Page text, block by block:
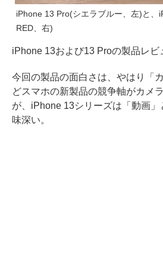
iPhone 13 Pro(シエラブルー、左)と、
RED、右)
iPhone 13および13 Proの製品レビ
今回の製品の面白さは、やはり「
どスマホの新製品の競争軸がカメ
が、iPhone 13シリーズは「動画
味深い。